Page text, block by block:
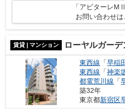
「アビターレ
お問い合わせは
賃貸 | マンション ローヤルガーデ
東西線 「早稲
東西線 「神楽
都電荒川線 「
築32年
東京都新宿区